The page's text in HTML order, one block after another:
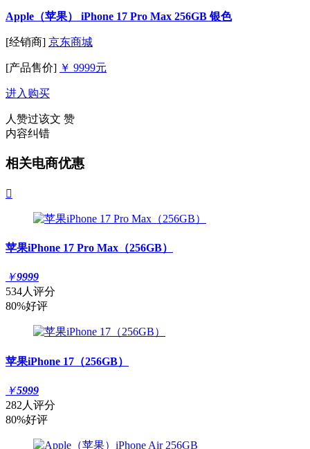
Apple（苹果） iPhone 17 Pro Max 256GB 银色
[经销商] 京东商城
[产品售价] ￥ 9999元
进入购买
人赞过该文 赞
内容纠错
相关电商优惠

苹果iPhone 17 Pro Max（256GB）
￥9999
534人评分
80%好评
苹果iPhone 17（256GB）
￥5999
282人评分
80%好评